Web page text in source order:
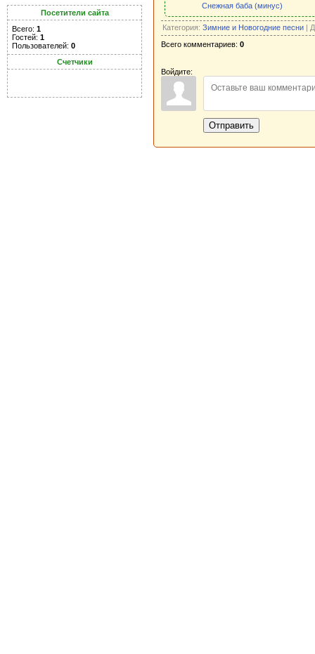
Посетители сайта
Всего: 1
Гостей: 1
Пользователей: 0
Счетчики
Снежная баба (минус)
Категория: Зимние и Новогодние песни |
Всего комментариев: 0
Войдите:
Отправить